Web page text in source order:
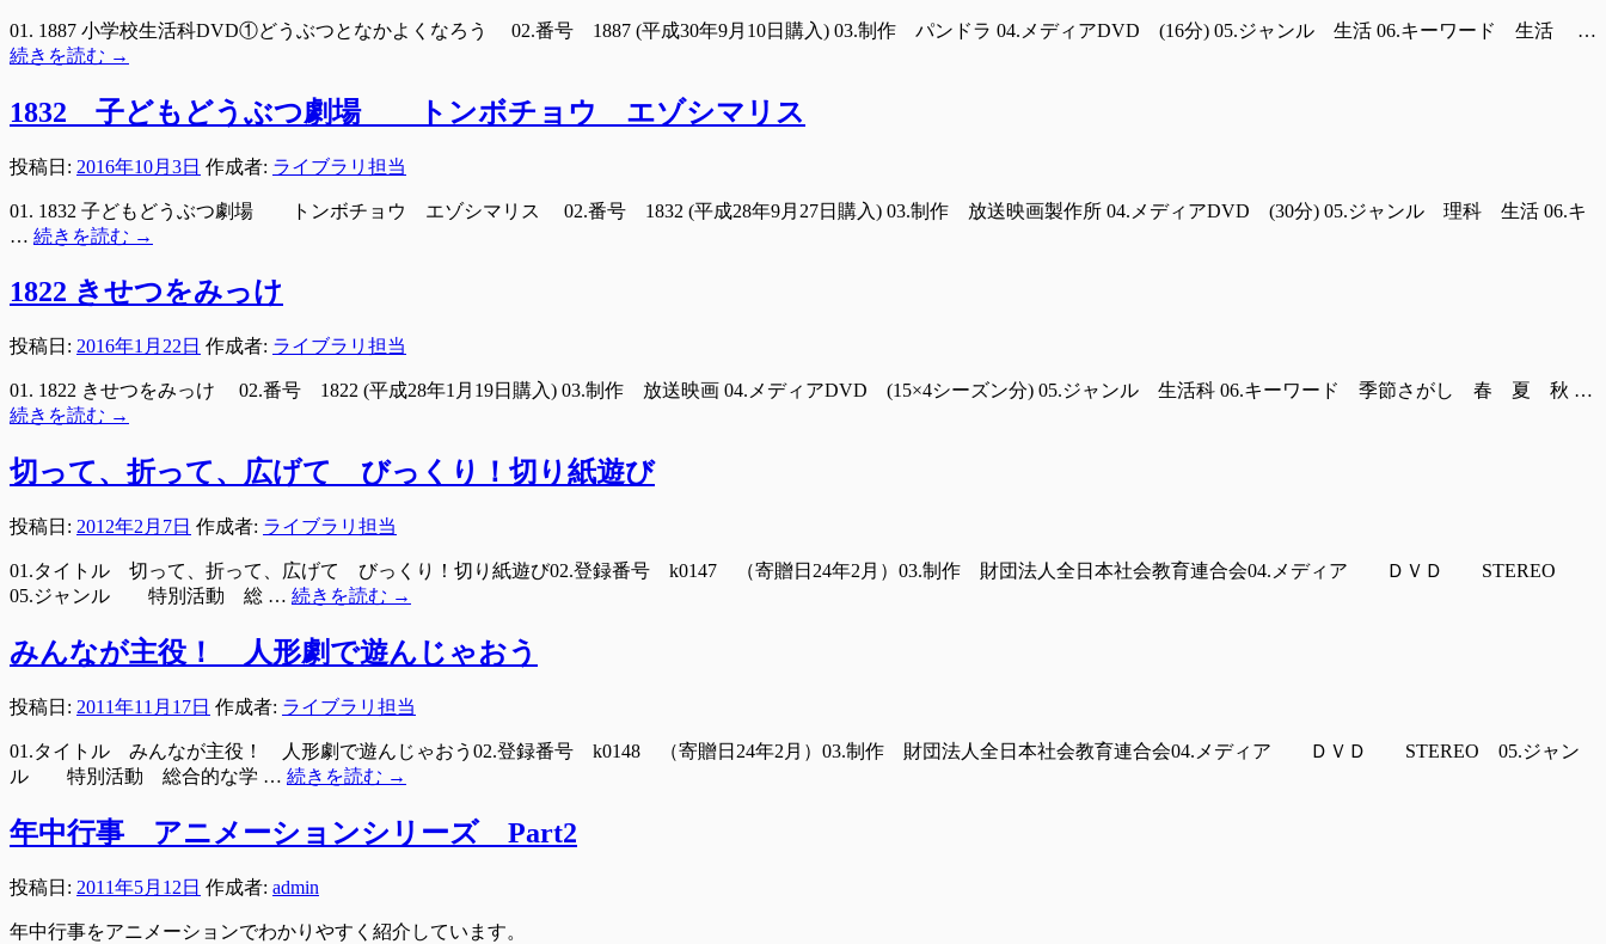
01. 1887 小学校生活科DVD①どうぶつとなかよくなろう 02.番号 1887 (平成30年9月10日購入) 03.制作 パンドラ 04.メディアDVD (16分) 05.ジャンル 生活 06.キーワード 生活 …
続きを読む →
1832 子どもどうぶつ劇場 トンボチョウ エゾシマリス
投稿日: 2016年10月3日 作成者: ライブラリ担当
01. 1832 子どもどうぶつ劇場 トンボチョウ エゾシマリス 02.番号 1832 (平成28年9月27日購入) 03.制作 放送映画製作所 04.メディアDVD (30分) 05.ジャンル 理科 生活 06.キ
… 続きを読む →
1822 きせつをみっけ
投稿日: 2016年1月22日 作成者: ライブラリ担当
01. 1822 きせつをみっけ 02.番号 1822 (平成28年1月19日購入) 03.制作 放送映画 04.メディアDVD (15×4シーズン分) 05.ジャンル 生活科 06.キーワード 季節さがし 春 夏 秋 …
続きを読む →
切って、折って、広げて びっくり！切り紙遊び
投稿日: 2012年2月7日 作成者: ライブラリ担当
01.タイトル 切って、折って、広げて びっくり！切り紙遊び02.登録番号 k0147 （寄贈日24年2月）03.制作 財団法人全日本社会教育連合会04.メディア ＤＶＤ STEREO
05.ジャンル 特別活動 総 … 続きを読む →
みんなが主役！ 人形劇で遊んじゃおう
投稿日: 2011年11月17日 作成者: ライブラリ担当
01.タイトル みんなが主役！ 人形劇で遊んじゃおう02.登録番号 k0148 （寄贈日24年2月）03.制作 財団法人全日本社会教育連合会04.メディア ＤＶＤ STEREO 05.ジャン
ル 特別活動 総合的な学 … 続きを読む →
年中行事 アニメーションシリーズ Part2
投稿日: 2011年5月12日 作成者: admin
年中行事をアニメーションでわかりやすく紹介しています。